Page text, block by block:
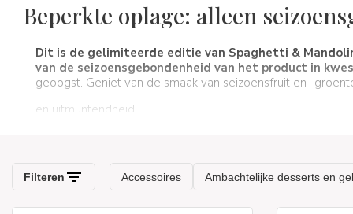
Beperkte oplage: alleen
Dit is de gelimiteerde editie van Spaghetti &
van de seizoensgebondenheid van het product in
geoogst. Geniet van de smaak van seizoensfruit en -
en uitmuntendheid!